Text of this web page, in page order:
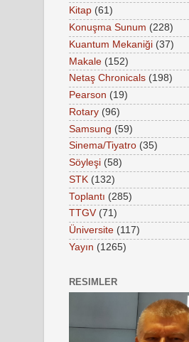
Kitap (61)
Konuşma Sunum (228)
Kuantum Mekaniği (37)
Makale (152)
Netaş Chronicals (198)
Pearson (19)
Rotary (96)
Samsung (59)
Sinema/Tiyatro (35)
Söyleşi (58)
STK (132)
Toplantı (285)
TTGV (71)
Üniversite (117)
Yayın (1265)
RESIMLER